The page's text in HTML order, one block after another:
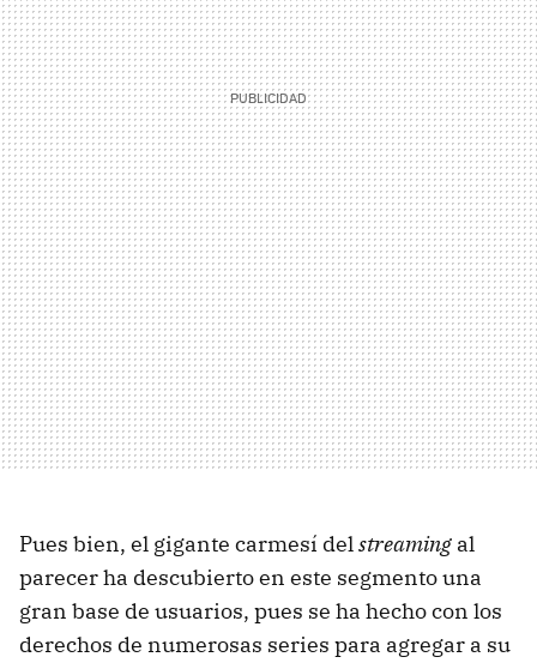
Pues bien, el gigante carmesí delstreaming al
parecer ha descubierto en este segmento una
gran base de usuarios, pues se ha hecho con los
derechos de numerosas series para agregar a su